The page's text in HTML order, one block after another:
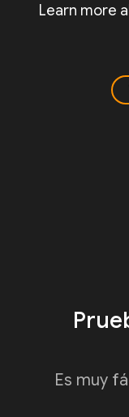
Learn more
Es muy